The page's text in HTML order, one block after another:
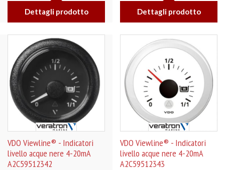
Dettagli prodotto Dettagli prodotto
VDO Viewline® - Indicatori
livello acque nere 4-20mA
A2C59512342
VDO Viewline® - Indicatori
livello acque nere 4-20mA
A2C59512343